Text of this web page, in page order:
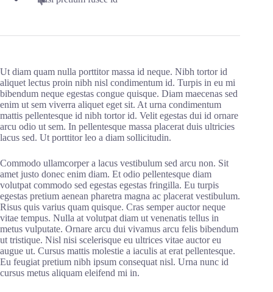
Ut diam quam nulla porttitor massa id neque. Nibh tortor id
aliquet lectus proin nibh nisl condimentum id. Turpis in eu mi
bibendum neque egestas congue quisque. Diam maecenas sed
enim ut sem viverra aliquet eget sit. At urna condimentum
mattis pellentesque id nibh tortor id. Velit egestas dui id ornare
arcu odio ut sem. In pellentesque massa placerat duis ultricies
lacus sed. Ut porttitor leo a diam sollicitudin.
Commodo ullamcorper a lacus vestibulum sed arcu non. Sit
amet justo donec enim diam. Et odio pellentesque diam
volutpat commodo sed egestas egestas fringilla. Eu turpis
egestas pretium aenean pharetra magna ac placerat vestibulum.
Risus quis varius quam quisque. Cras semper auctor neque
vitae tempus. Nulla at volutpat diam ut venenatis tellus in
metus vulputate. Ornare arcu dui vivamus arcu felis bibendum
ut tristique. Nisl nisi scelerisque eu ultrices vitae auctor eu
augue ut. Cursus mattis molestie a iaculis at erat pellentesque.
Eu feugiat pretium nibh ipsum consequat nisl. Urna nunc id
cursus metus aliquam eleifend mi in.